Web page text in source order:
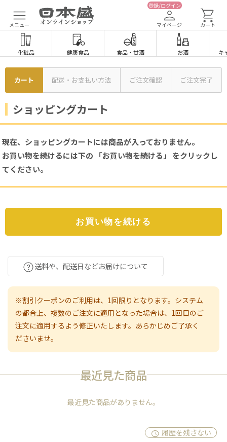
メニュー
登録/ログイン
マイページ カート
化粧品 健康食品 食品・ 甘酒 お酒 キ
カート 配送・お支払い方法 ご注文確認 ご注文完了
ショッピングカート
現在、ショッピングカートには商品が入っておりません。
お買い物を続けるには下の 「お買い物を続ける」 をクリックし
てください。
送料や、配送日などお届けについて
※割引クーポンのご利用は、1回限りとなります。システム
の都合上、複数のご注文に適用となった場合は、1回目のご
注文に適用するよう修正いたします。あらかじめご了承く
ださいませ。
最近見た商品
最近見た商品がありません。
履歴を残さない